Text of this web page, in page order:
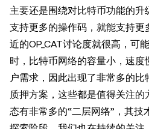
主要还是围绕对比特币功能的
支持更多的操作码，就能支持
近的OP_CAT讨论度就很高，可
时，比特币网络的容量小，速
户需求，因此出现了非常多的
质押方案，这些都是值得关注
态有非常多的“二层网络”，其